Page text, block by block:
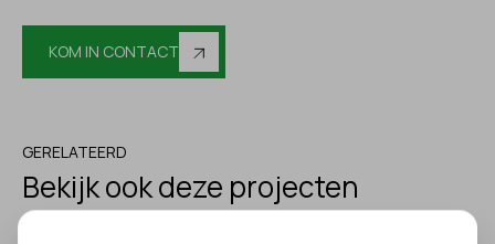
KOM IN CONTACT
GERELATEERD
Bekijk ook deze projecten